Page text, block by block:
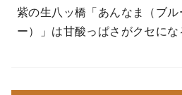
紫の生八ッ橋「あんなま（ブル
ー）」は甘酸っぱさがクセにな